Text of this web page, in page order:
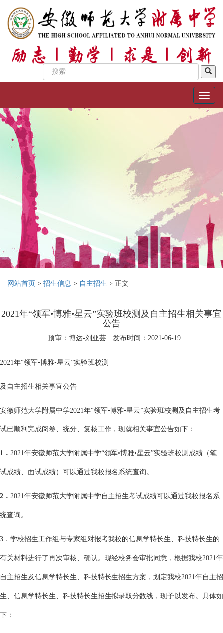
网站首页 > 招生信息 > 自主招生 > 正文
2021年“领军•博雅•星云”实验班校测及自主招生相关事宜
公告
预审：博达-刘亚芸 发布时间：2021-06-19
2021年“领军•博雅•星云”实验班校测
及自主招生相关事宜公告
安徽师范大学附属中学2021年“领军•博雅•星云”实验班校测及自主招生考
试已顺利完成阅卷、统分、复核工作，现就相关事宜公告如下：
1 ． 2021年安徽师范大学附属中学“领军•博雅•星云”实验班校测成绩（笔
试成绩、面试成绩）可以通过我校报名系统查询。
2 ． 2021年安徽师范大学附属中学自主招生考试成绩可以通过我校报名系
统查询。
3．学校招生工作组与专家组对报考我校的信息学特长生、科技特长生的
有关材料进行了再次审核、确认。现经校务会审批同意，根据我校2021年
自主招生及信息学特长生、科技特长生招生方案，划定我校2021年自主招
生、信息学特长生、科技特长生招生拟录取分数线，现予以发布。具体如
下：